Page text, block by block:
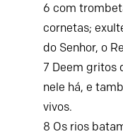
6 com
cornetas;
do Senhor, o
7 Deem gritos
nele há, e
vivos.
8 Os rios